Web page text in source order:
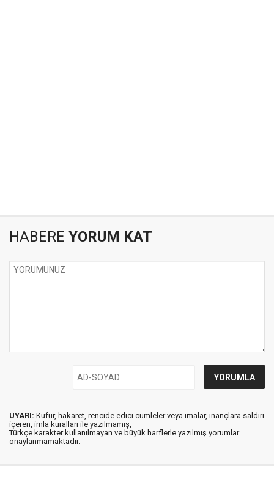
HABERE YORUM KAT
UYARI: Küfür, hakaret, rencide edici cümleler veya imalar, inançlara saldırı
içeren, imla kuralları ile yazılmamış,
Türkçe karakter kullanılmayan ve büyük harflerle yazılmış yorumlar
onaylanmamaktadır.